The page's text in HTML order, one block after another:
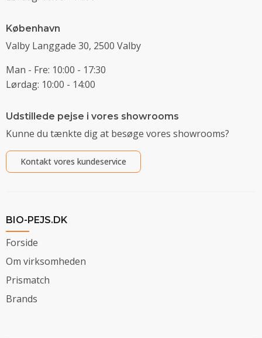
København
Valby Langgade 30, 2500 Valby
Man - Fre: 10:00 - 17:30
Lørdag: 10:00 - 14:00
Udstillede pejse i vores showrooms
Kunne du tænkte dig at besøge vores showrooms?
Kontakt vores kundeservice
BIO-PEJS.DK
Forside
Om virksomheden
Prismatch
Brands